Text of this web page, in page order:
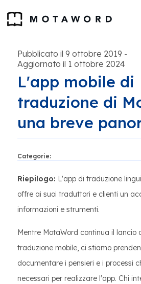
Pubblicato il 9 ottobre 2019 -
Aggiornato il 1 ottobre 2024
L'app mobile di
traduzione di
una breve
Categorie:
Riepilogo: L'app di traduzione
offre ai suoi traduttori e clienti un
informazioni e strumenti.
Mentre MotaWord continua il lancio
traduzione mobile, ci stiamo
documentare i pensieri e i processi
necessari per realizzare l'app. Chi